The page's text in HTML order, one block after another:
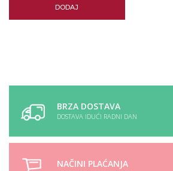
DODAJ
BRZA DOSTAVA
DOSTAVA IDUĆI RADNI DAN
NAČINI PLAĆANJA